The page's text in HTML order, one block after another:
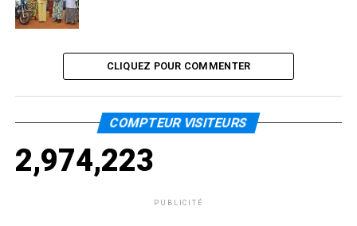
CLIQUEZ POUR COMMENTER
COMPTEUR VISITEURS
2,974,223
PUBLICITÉ